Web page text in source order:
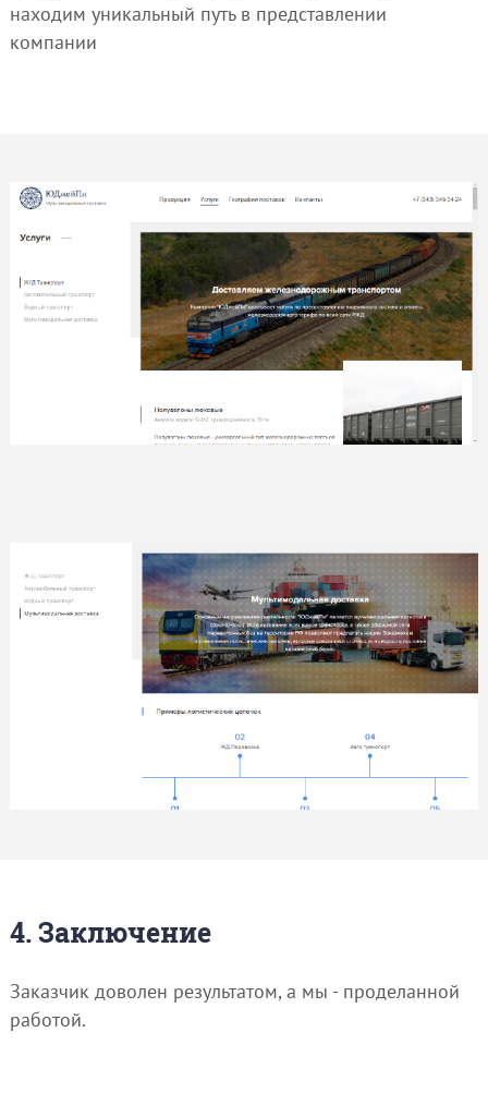
находим уникальный путь в представлении
компании
4. Заключение
Заказчик доволен результатом, а мы - проделанной
работой.